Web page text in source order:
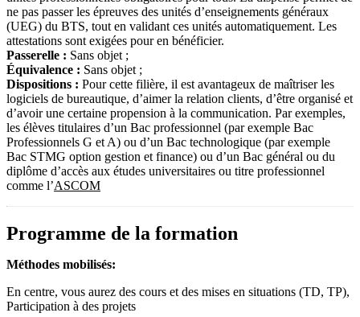
ne pas passer les épreuves des unités d’enseignements généraux
(UEG) du BTS, tout en validant ces unités automatiquement. Les
attestations sont exigées pour en bénéficier.
Passerelle : Sans objet ;
Équivalence : Sans objet ;
Dispositions : Pour cette filière, il est avantageux de maîtriser les
logiciels de bureautique, d’aimer la relation clients, d’être organisé et
d’avoir une certaine propension à la communication. Par exemples,
les élèves titulaires d’un Bac professionnel (par exemple Bac
Professionnels G et A) ou d’un Bac technologique (par exemple
Bac STMG option gestion et finance) ou d’un Bac général ou du
diplôme d’accès aux études universitaires ou titre professionnel
comme l’ASCOM
Programme de la formation
Méthodes mobilisés:
En centre, vous aurez des cours et des mises en situations (TD, TP),
Participation à des projets